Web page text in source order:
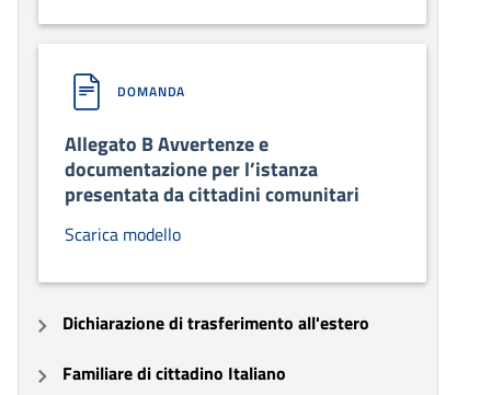
DOMANDA
Allegato B Avvertenze e
documentazione per l’istanza
presentata da cittadini comunitari
Scarica modello
Dichiarazione di trasferimento all'estero
Familiare di cittadino Italiano